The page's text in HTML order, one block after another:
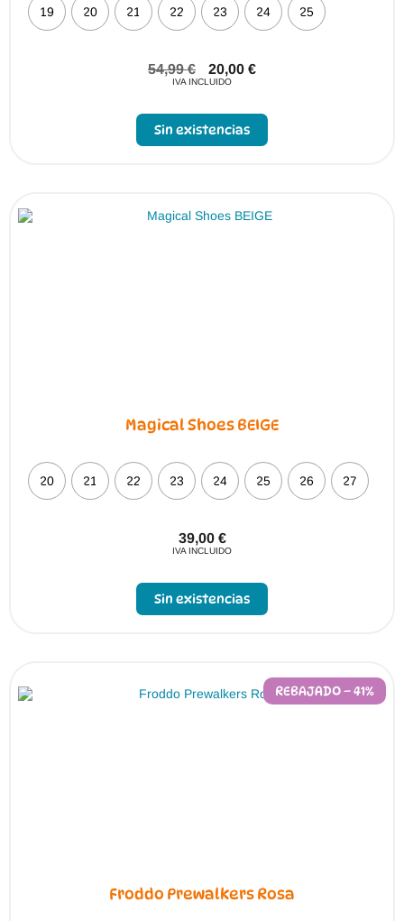
19 20 21 22 23 24 25
54,99€ 20,00 €
IVA INCLUIDO
Sin existencias
Magical Shoes BEIGE
20 21 22 23 24 25 26 27
39,00 €
IVA INCLUIDO
Sin existencias
REBAJADO – 41%
Froddo Prewalkers Rosa